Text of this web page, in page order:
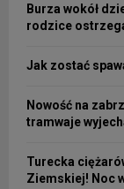
Burza wokół
rodzice
Jak zostać
Nowość na
tramwaje
Turecka
Ziemskiej! Noc